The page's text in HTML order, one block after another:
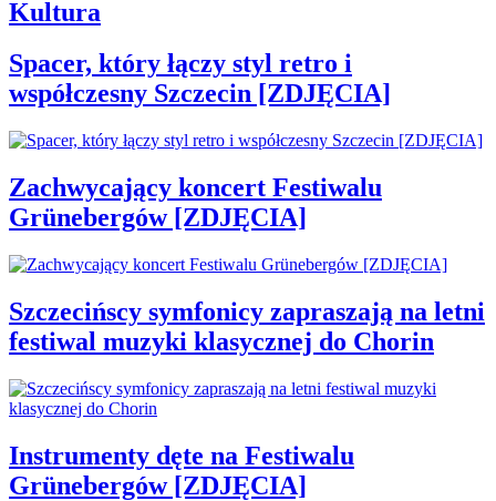
Kultura
Spacer, który łączy styl retro i
współczesny Szczecin [ZDJĘCIA]
Zachwycający koncert Festiwalu
Grünebergów [ZDJĘCIA]
Szczecińscy symfonicy zapraszają na letni
festiwal muzyki klasycznej do Chorin
Instrumenty dęte na Festiwalu
Grünebergów [ZDJĘCIA]